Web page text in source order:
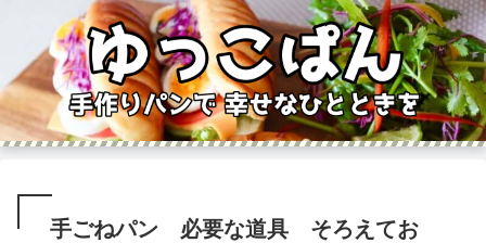
手ごねパン 必要な道具 そろえてお